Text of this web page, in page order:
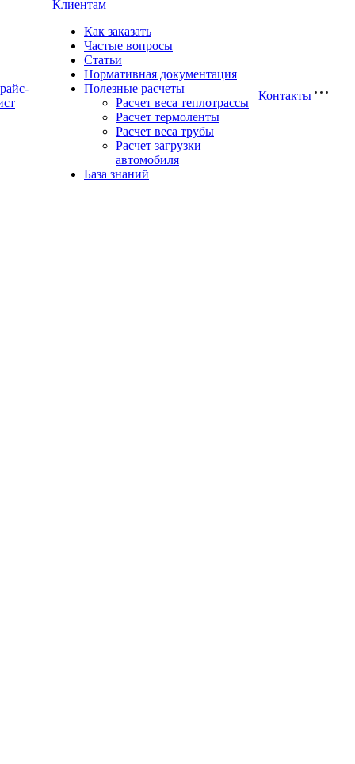
Клиентам
Как заказать
Частые вопросы
Статьи
Нормативная документация
Полезные расчеты
Расчет веса теплотрассы
Расчет термоленты
Расчет веса трубы
Расчет загрузки
автомобиля
База знаний
Контакты